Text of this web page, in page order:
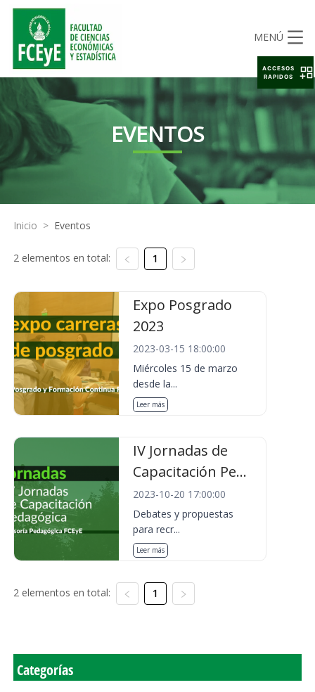
MENÚ
EVENTOS
Inicio > Eventos
2 elementos en total: 1
Expo Posgrado
2023
2023-03-15 18:00:00
Miércoles 15 de marzo
desde la...
Leer más
IV Jornadas de
Capacitación Pe...
2023-10-20 17:00:00
Debates y propuestas
para recr...
Leer más
2 elementos en total: 1
Categorías
ACCESOS
RAPIDOS